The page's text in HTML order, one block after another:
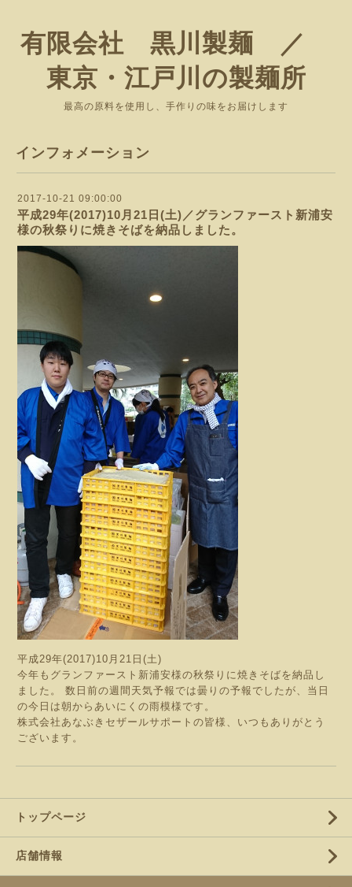
有限会社 黒川製麺 ／
東京・江戸川の製麺所
最高の原料を使用し、手作りの味をお届けします
インフォメーション
2017-10-21 09:00:00
平成29年(2017)10月21日(土)／グランファースト新浦安
様の秋祭りに焼きそばを納品しました。
平成29年(2017)10月21日(土)
今年もグランファースト新浦安様の秋祭りに焼きそばを納品し
ました。 数日前の週間天気予報では曇りの予報でしたが、当日
の今日は朝からあいにくの雨模様です。
株式会社あなぶきセザールサポートの皆様、いつもありがとう
ございます。
トップページ
店舗情報